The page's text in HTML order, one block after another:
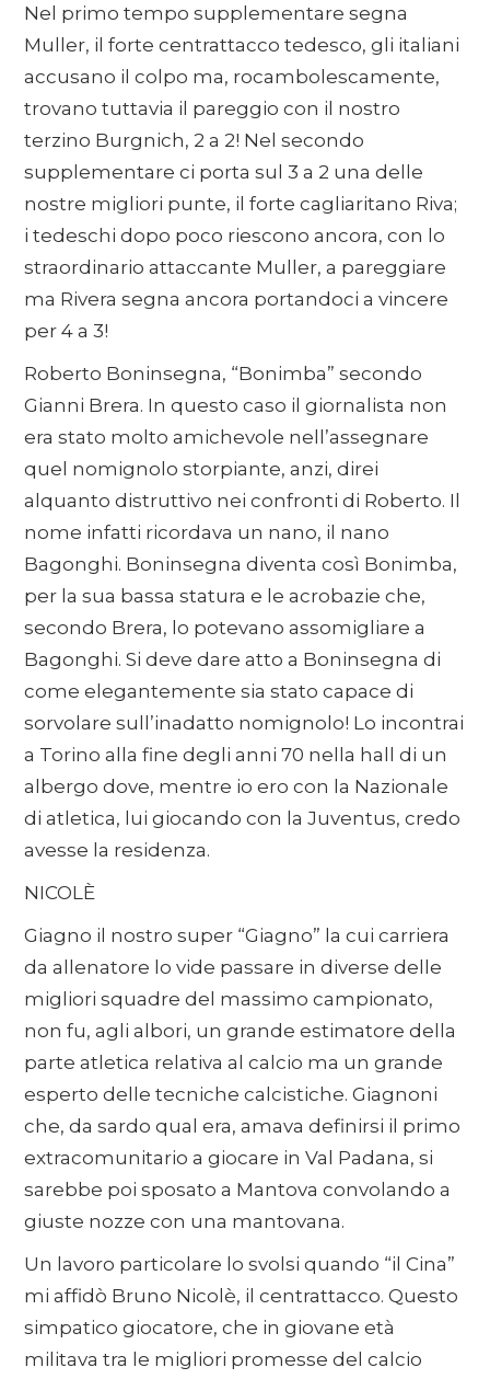
Nel primo tempo supplementare segna
Muller, il forte centrattacco tedesco, gli italiani
accusano il colpo ma, rocambolescamente,
trovano tuttavia il pareggio con il nostro
terzino Burgnich, 2 a 2! Nel secondo
supplementare ci porta sul 3 a 2 una delle
nostre migliori punte, il forte cagliaritano Riva;
i tedeschi dopo poco riescono ancora, con lo
straordinario attaccante Muller, a pareggiare
ma Rivera segna ancora portandoci a vincere
per 4 a 3!
Roberto Boninsegna, “Bonimba” secondo
Gianni Brera. In questo caso il giornalista non
era stato molto amichevole nell’assegnare
quel nomignolo storpiante, anzi, direi
alquanto distruttivo nei confronti di Roberto. Il
nome infatti ricordava un nano, il nano
Bagonghi. Boninsegna diventa così Bonimba,
per la sua bassa statura e le acrobazie che,
secondo Brera, lo potevano assomigliare a
Bagonghi. Si deve dare atto a Boninsegna di
come elegantemente sia stato capace di
sorvolare sull’inadatto nomignolo! Lo incontrai
a Torino alla fine degli anni 70 nella hall di un
albergo dove, mentre io ero con la Nazionale
di atletica, lui giocando con la Juventus, credo
avesse la residenza.
NICOLÈ
Giagno il nostro super “Giagno” la cui carriera
da allenatore lo vide passare in diverse delle
migliori squadre del massimo campionato,
non fu, agli albori, un grande estimatore della
parte atletica relativa al calcio ma un grande
esperto delle tecniche calcistiche. Giagnoni
che, da sardo qual era, amava definirsi il primo
extracomunitario a giocare in Val Padana, si
sarebbe poi sposato a Mantova convolando a
giuste nozze con una mantovana.
Un lavoro particolare lo svolsi quando “il Cina”
mi affidò Bruno Nicolè, il centrattacco. Questo
simpatico giocatore, che in giovane età
militava tra le migliori promesse del calcio